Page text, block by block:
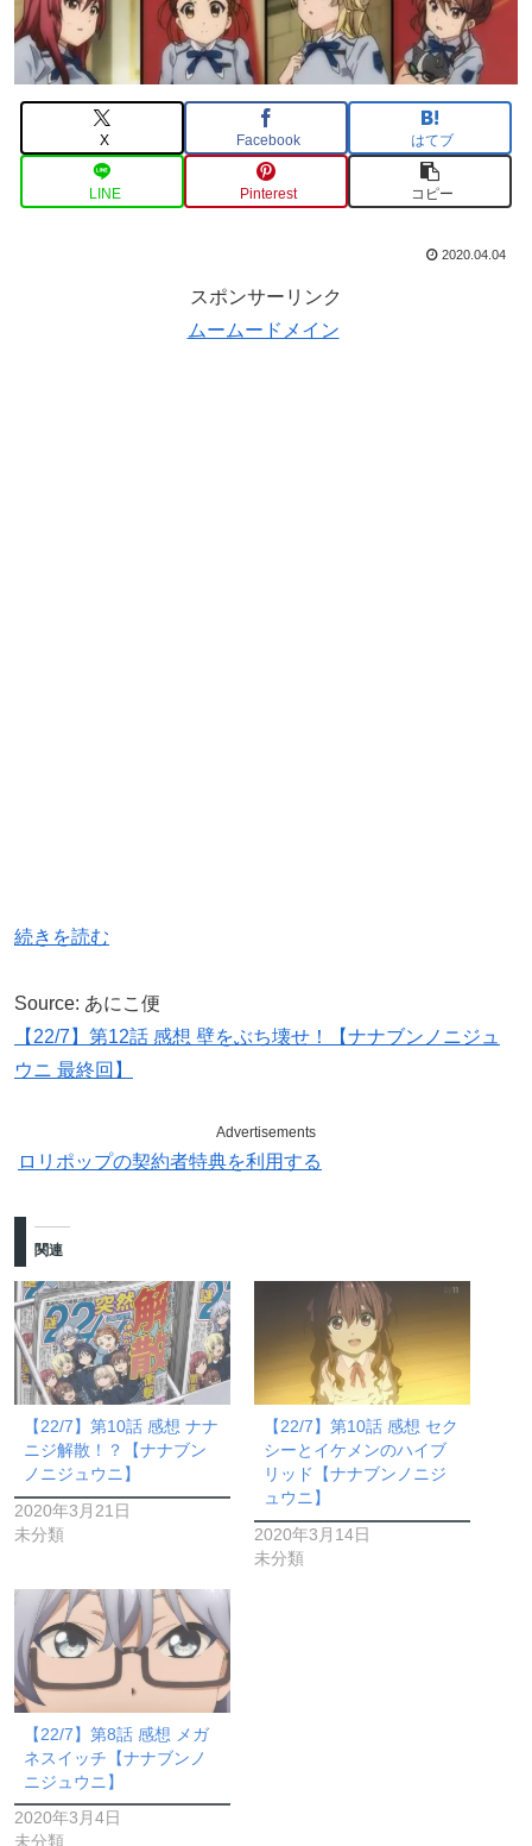
X Facebook はてブ
LINE Pinterest コピー
2020.04.04
スポンサーリンク
ムームードメイン
続きを読む
Source: あにこ便
【22/7】第12話 感想 壁をぶち壊せ！【ナナブンノニジュ
ウニ 最終回】
Advertisements
ロリポップの契約者特典を利用する
関連
【22/7】第10話 感想 ナナ
ニジ解散！？【ナナブン
ノニジュウニ】
2020年3月21日
未分類
【22/7】第10話 感想 セク
シーとイケメンのハイブ
リッド【ナナブンノニジ
ュウニ】
2020年3月14日
未分類
【22/7】第8話 感想 メガ
ネスイッチ【ナナブンノ
ニジュウニ】
2020年3月4日
未分類